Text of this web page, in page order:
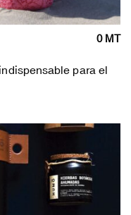
0 MT
para el